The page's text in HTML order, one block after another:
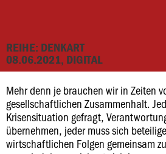
REIHE: DENKART
08.06.2021, DIGITAL
Mehr denn je brauchen wir in Zeiten
gesellschaftlichen Zusammenhalt.
Krisensituation gefragt,
übernehmen, jeder muss sich
wirtschaftlichen Folgen gemeinsam